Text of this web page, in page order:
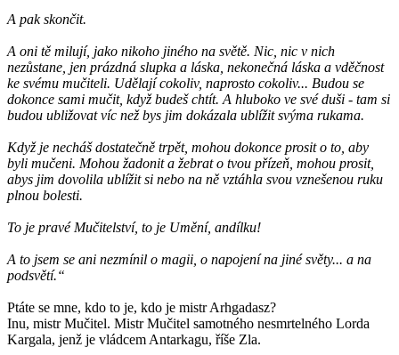
A pak skončit.
A oni tě milují, jako nikoho jiného na světě. Nic, nic v nich
nezůstane, jen prázdná slupka a láska, nekonečná láska a vděčnost
ke svému mučiteli. Udělají cokoliv, naprosto cokoliv... Budou se
dokonce sami mučit, když budeš chtít. A hluboko ve své duši - tam si
budou ubližovat víc než bys jim dokázala ublížit svýma rukama.
Když je necháš dostatečně trpět, mohou dokonce prosit o to, aby
byli mučeni. Mohou žadonit a žebrat o tvou přízeň, mohou prosit,
abys jim dovolila ublížit si nebo na ně vztáhla svou vznešenou ruku
plnou bolesti.
To je pravé Mučitelství, to je Umění, andílku!
A to jsem se ani nezmínil o magii, o napojení na jiné světy... a na
podsvětí.“
Ptáte se mne, kdo to je, kdo je mistr Arhgadasz?
Inu, mistr Mučitel. Mistr Mučitel samotného nesmrtelného Lorda
Kargala, jenž je vládcem Antarkagu, říše Zla.